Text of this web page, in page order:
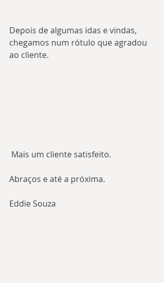
Depois de algumas idas e vindas,
chegamos num rótulo que agradou
ao cliente.
Mais um cliente satisfeito.
Abraços e até a próxima.
Eddie Souza